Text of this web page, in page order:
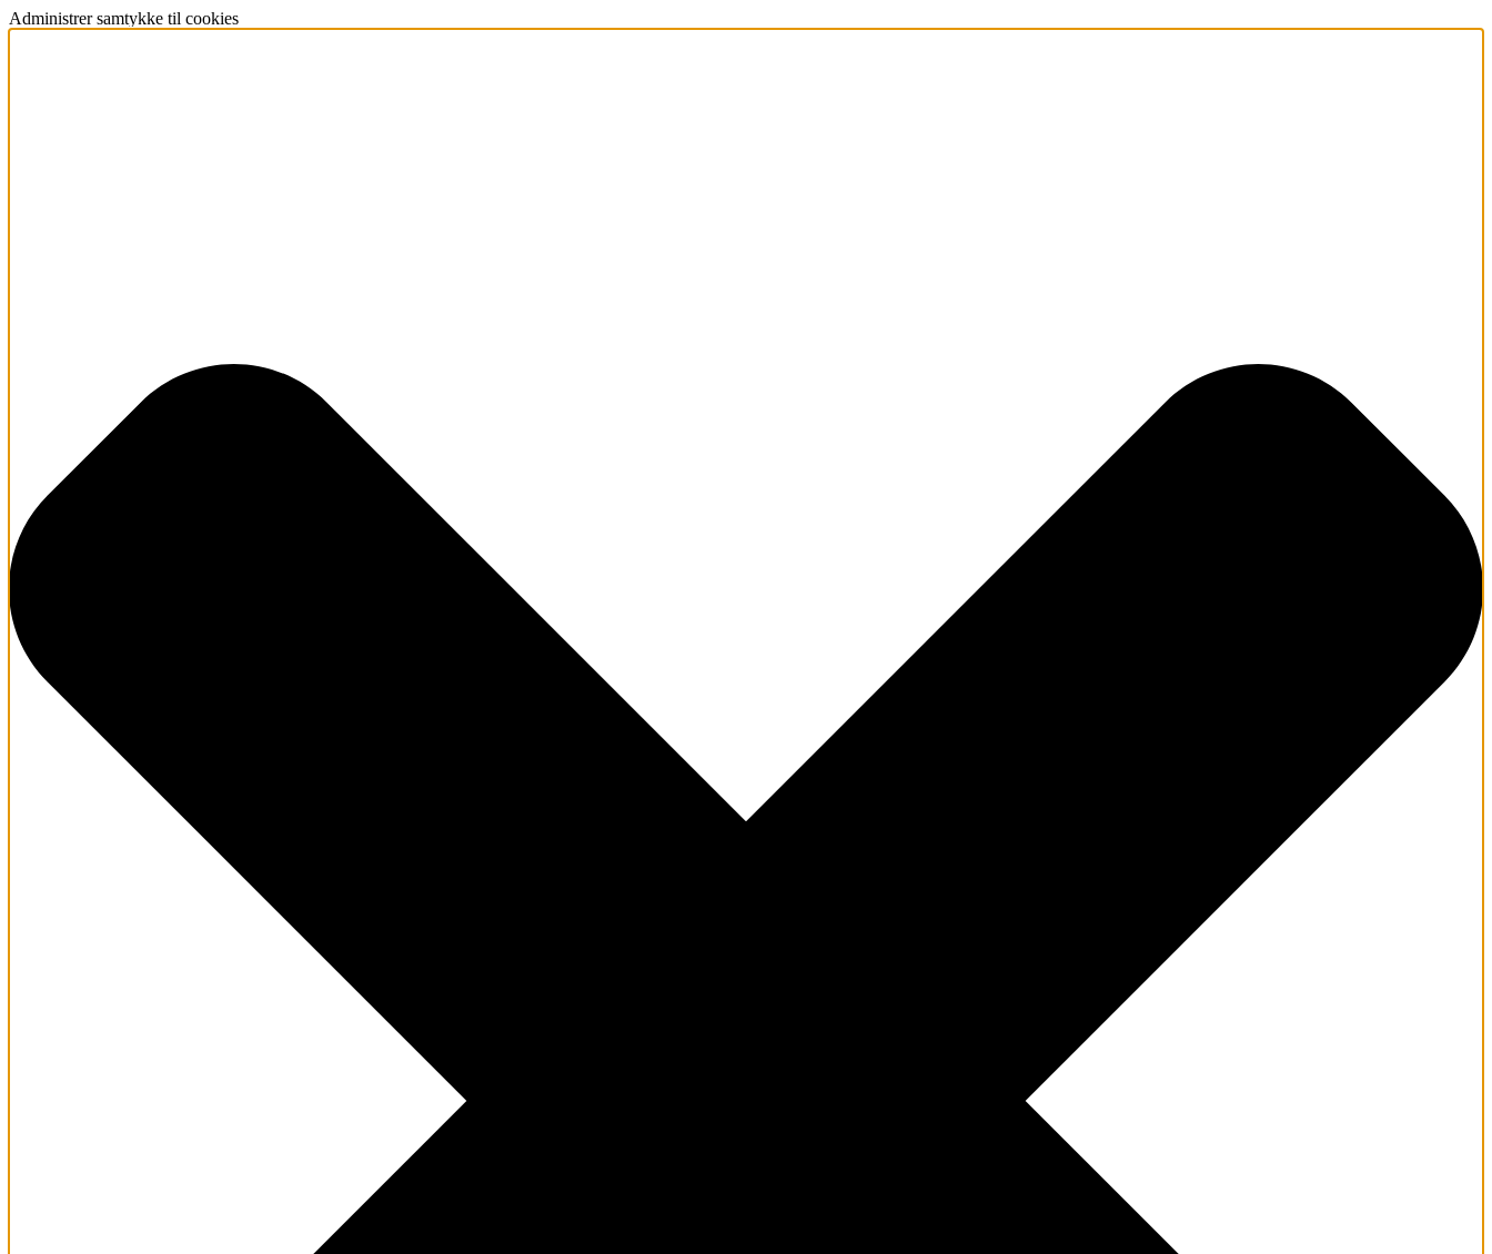
Administrer samtykke til cookies